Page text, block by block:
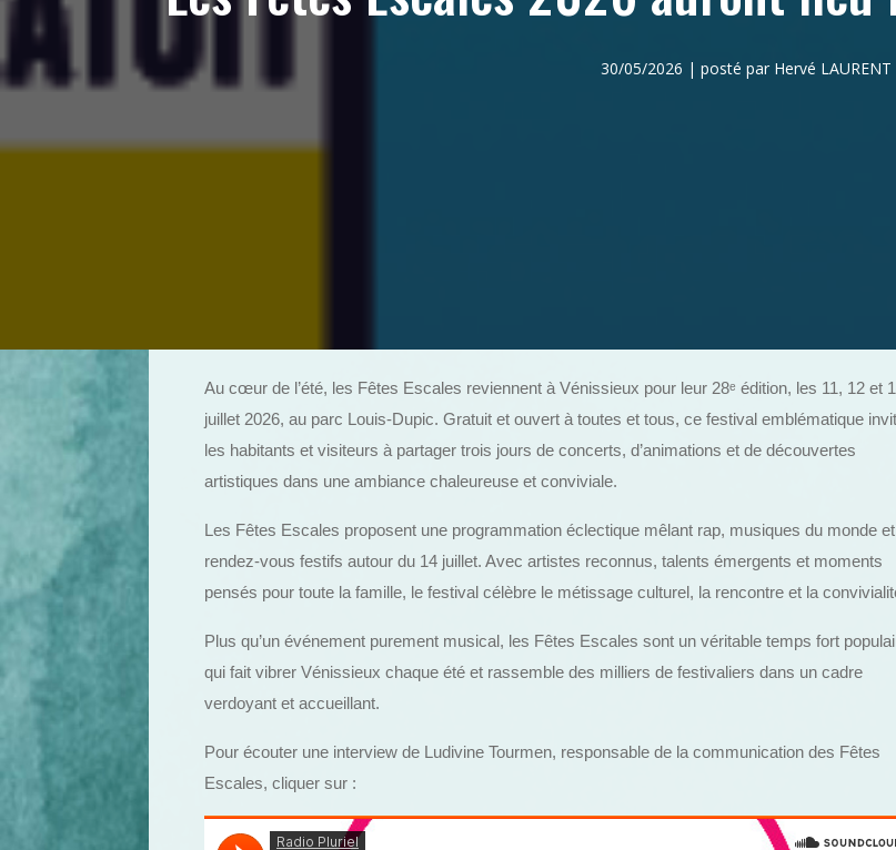
30/05/2026 | posté par Hervé LAURENT
Au cœur de l’été, les Fêtes Escales reviennent à Vénissieux pour leur 28ᵉ édition, les 11, 12 et
juillet 2026, au parc Louis-Dupic. Gratuit et ouvert à toutes et tous, ce festival emblématique
les habitants et visiteurs à partager trois jours de concerts, d’animations et de découvertes
artistiques dans une ambiance chaleureuse et conviviale.
Les Fêtes Escales proposent une programmation éclectique mêlant rap, musiques du monde et
rendez-vous festifs autour du 14 juillet. Avec artistes reconnus, talents émergents et moments
pensés pour toute la famille, le festival célèbre le métissage culturel, la rencontre et la
Plus qu’un événement purement musical, les Fêtes Escales sont un véritable temps fort
qui fait vibrer Vénissieux chaque été et rassemble des milliers de festivaliers dans un cadre
verdoyant et accueillant.
Pour écouter une interview de Ludivine Tourmen, responsable de la communication des Fêtes
Escales, cliquer sur :